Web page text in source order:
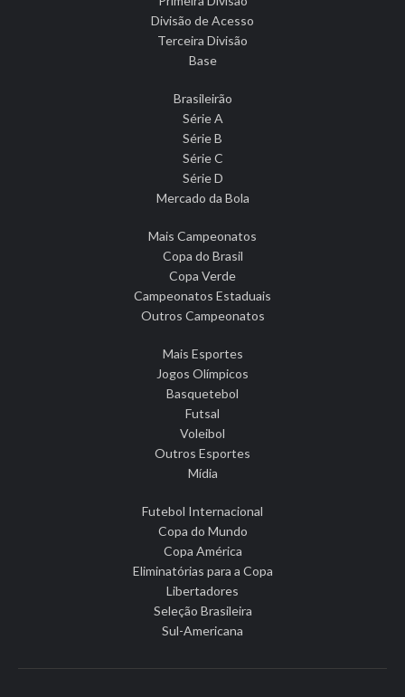
Divisão de Acesso
Terceira Divisão
Base
Brasileirão
Série A
Série B
Série C
Série D
Mercado da Bola
Mais Campeonatos
Copa do Brasil
Copa Verde
Campeonatos Estaduais
Outros Campeonatos
Mais Esportes
Jogos Olímpicos
Basquetebol
Futsal
Voleibol
Outros Esportes
Mídia
Futebol Internacional
Copa do Mundo
Copa América
Eliminatórias para a Copa
Libertadores
Seleção Brasileira
Sul-Americana